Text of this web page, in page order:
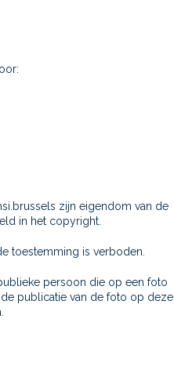
zijn eigendom van de
in het copyright.
toestemming is verboden.
persoon die op een foto
publicatie van de foto op deze